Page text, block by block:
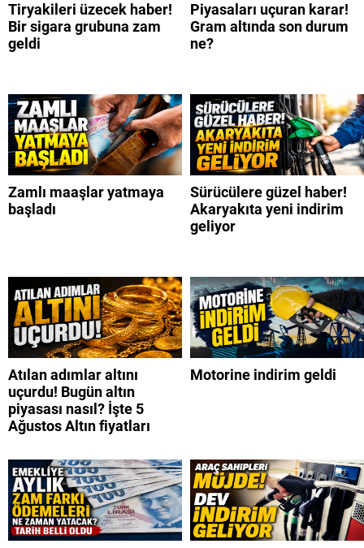
Tiryakileri üzecek haber!
Bir sigara grubuna zam
geldi
Piyasaları uçuran karar!
Gram altında son durum
ne?
Zamlı maaşlar yatmaya
başladı
Sürücülere güzel haber!
Akaryakıta yeni indirim
geliyor
Atılan adımlar altını
uçurdu! Bugün altın
piyasası nasıl? İşte 5
Ağustos Altın fiyatları
Motorine indirim geldi